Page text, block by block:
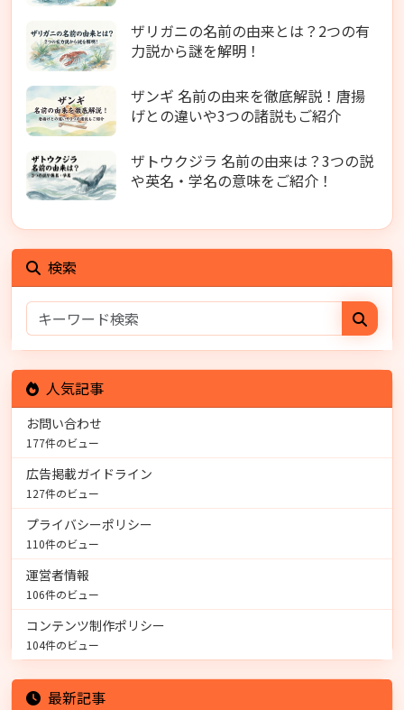
ザリガニの名前の由来とは？2つの有
力説から謎を解明！
ザンギ 名前の由来を徹底解説！唐揚
げとの違いや3つの諸説もご紹介
ザトウクジラ 名前の由来は？3つの説
や英名・学名の意味をご紹介！
検索
人気記事
お問い合わせ
177件のビュー
広告掲載ガイドライン
127件のビュー
プライバシーポリシー
110件のビュー
運営者情報
106件のビュー
コンテンツ制作ポリシー
104件のビュー
最新記事